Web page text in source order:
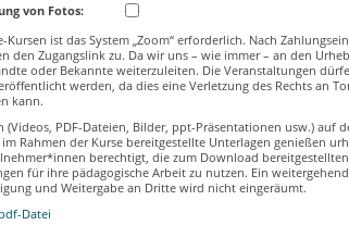
von Fotos:
ist das System „Zoom“ erforderlich. Nach
den Zugangslink zu. Da wir uns – wie immer – an den
oder Bekannte weiterzuleiten. Die Veranstaltungen
werden, da dies eine Verletzung des Rechts an
kann.
(Videos, PDF-Dateien, Bilder, ppt-Präsentationen usw.) auf
Rahmen der Kurse bereitgestellte Unterlagen genießen
berechtigt, die zum Download
für ihre pädagogische Arbeit zu nutzen. Ein
und Weitergabe an Dritte wird nicht eingeräumt.
Datei